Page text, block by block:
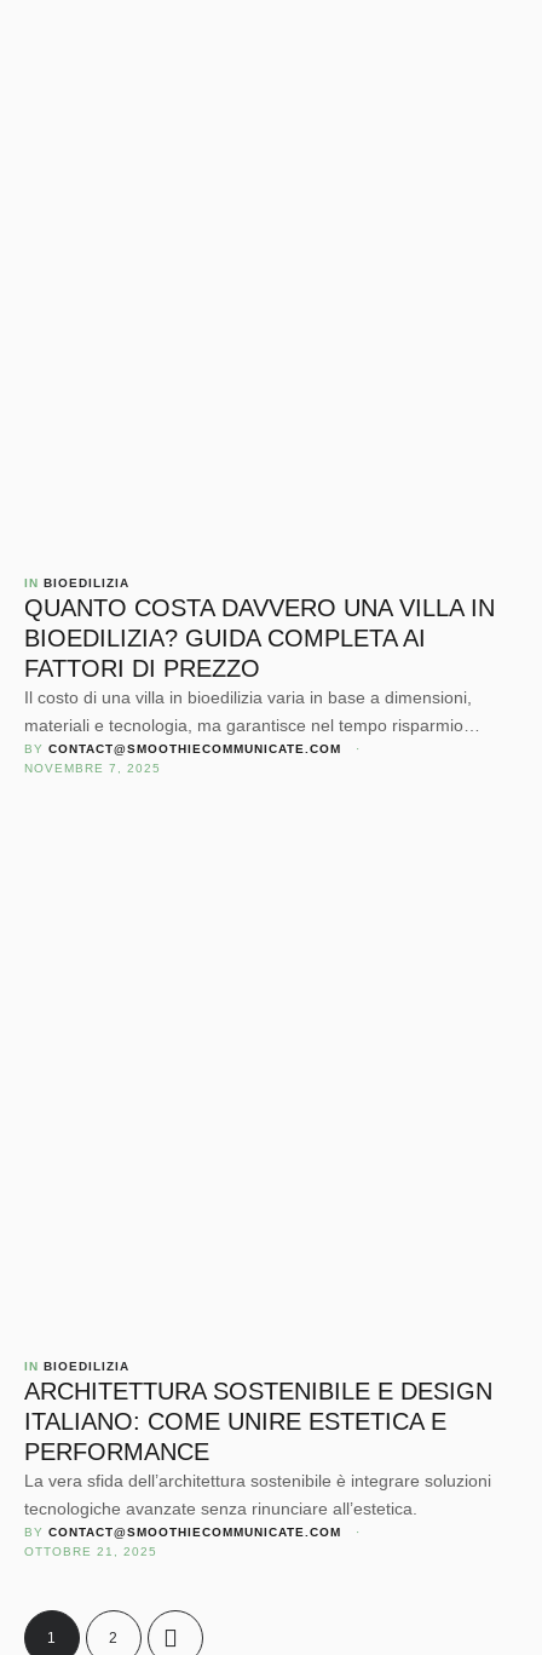
IN BIOEDILIZIA
QUANTO COSTA DAVVERO UNA VILLA IN
BIOEDILIZIA? GUIDA COMPLETA AI
FATTORI DI PREZZO
Il costo di una villa in bioedilizia varia in base a dimensioni,
materiali e tecnologia, ma garantisce nel tempo risparmio
energetico, comfort e valore sostenibile.
BY CONTACT@SMOOTHIECOMMUNICATE.COM
·
NOVEMBRE 7, 2025
IN BIOEDILIZIA
ARCHITETTURA SOSTENIBILE E DESIGN
ITALIANO: COME UNIRE ESTETICA E
PERFORMANCE
La vera sfida dell’architettura sostenibile è integrare soluzioni
tecnologiche avanzate senza rinunciare all’estetica.
BY CONTACT@SMOOTHIECOMMUNICATE.COM
·
OTTOBRE 21, 2025
1 2